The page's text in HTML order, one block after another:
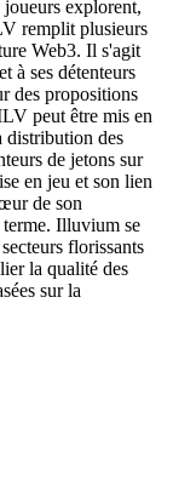
joueurs explorent,
remplit plusieurs
Web3. Il s'agit
à ses détenteurs
des propositions
peut être mis en
distribution des
de jetons sur
en jeu et son lien
de son
terme. Illuvium se
florissants
la qualité des
sur la